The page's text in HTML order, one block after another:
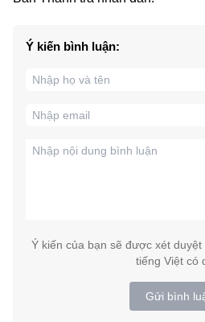
Ý kiến bình luận:
Ý kiến của bạn sẽ được xét
tiếng Việt có
Gửi bình